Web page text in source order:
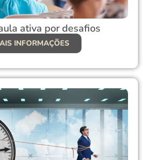
ativa por desafios
INFORMAÇÕES